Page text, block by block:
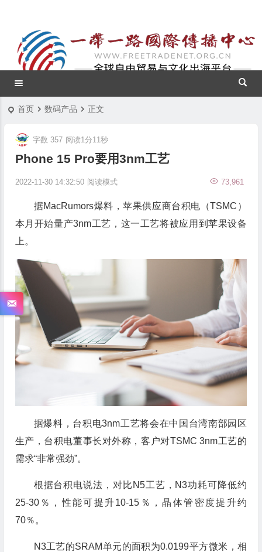
首页 数码产品 正文
Phone 15 Pro要用3nm工艺
2022-11-30 14:32:50 73,961
字数 357 阅读1分11秒
阅读模式
据MacRumors爆料，苹果供应商台积电（TSMC）
本月开始量产3nm工艺，这一工艺将被应用到苹果设备
上。
据爆料，台积电3nm工艺将会在中国台湾南部园区
生产，台积电董事长对外称，客户对TSMC 3nm工艺的
需求“非常强劲”。
根据台积电说法，对比N5工艺，N3功耗可降低约
25-30％，性能可提升10-15％，晶体管密度提升约
70％。
N3工艺的SRAM单元的面积为0.0199平方微米，相